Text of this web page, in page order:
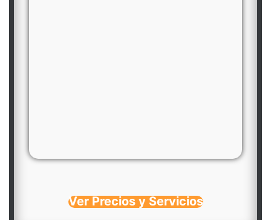
Ver Precios y Servicios